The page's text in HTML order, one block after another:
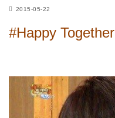
2015-05-22
#Happy Together